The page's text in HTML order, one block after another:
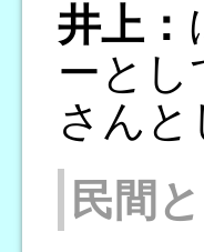
井上：
ーと
さん
民間